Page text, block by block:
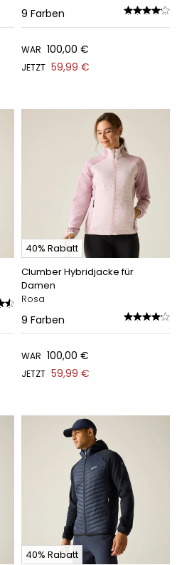
9 Farben
WAR 100,00 €
JETZT 59,99 €
40% Rabatt
Clumber Hybridjacke für
Damen
Rosa
9 Farben
WAR 100,00 €
JETZT 59,99 €
40% Rabatt